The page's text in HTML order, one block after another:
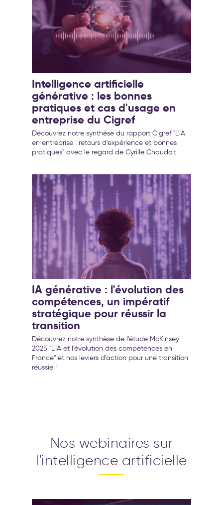
Intelligence artificielle
générative : les bonnes
pratiques et cas d'usage en
entreprise du Cigref
Découvrez notre synthèse du rapport Cigref "L'IA
en entreprise : retours d'expérience et bonnes
pratiques" avec le regard de Cyrille Chaudoit.
IA générative : l'évolution des
compétences, un impératif
stratégique pour réussir la
transition
Découvrez notre synthèse de l'étude McKinsey
2025 "L'IA et l'évolution des compétences en
France" et nos leviers d’action pour une transition
réussie !
Nos webinaires sur
l'intelligence artificielle